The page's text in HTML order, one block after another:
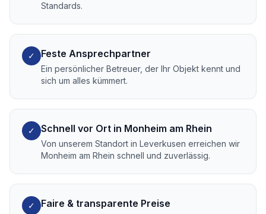
Standards.
✓ Feste Ansprechpartner
Ein persönlicher Betreuer, der Ihr Objekt kennt und
sich um alles kümmert.
✓ Schnell vor Ort in Monheim am Rhein
Von unserem Standort in Leverkusen erreichen wir
Monheim am Rhein schnell und zuverlässig.
✓ Faire & transparente Preise